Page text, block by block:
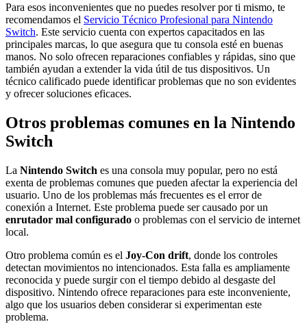
Para esos inconvenientes que no puedes resolver por ti mismo, te
recomendamos el Servicio Técnico Profesional para Nintendo
Switch. Este servicio cuenta con expertos capacitados en las
principales marcas, lo que asegura que tu consola esté en buenas
manos. No solo ofrecen reparaciones confiables y rápidas, sino que
también ayudan a extender la vida útil de tus dispositivos. Un
técnico calificado puede identificar problemas que no son evidentes
y ofrecer soluciones eficaces.
Otros problemas comunes en la Nintendo
Switch
La Nintendo Switch es una consola muy popular, pero no está
exenta de problemas comunes que pueden afectar la experiencia del
usuario. Uno de los problemas más frecuentes es el error de
conexión a Internet. Este problema puede ser causado por un
enrutador mal configurado o problemas con el servicio de internet
local.
Otro problema común es el Joy-Con drift, donde los controles
detectan movimientos no intencionados. Esta falla es ampliamente
reconocida y puede surgir con el tiempo debido al desgaste del
dispositivo. Nintendo ofrece reparaciones para este inconveniente,
algo que los usuarios deben considerar si experimentan este
problema.